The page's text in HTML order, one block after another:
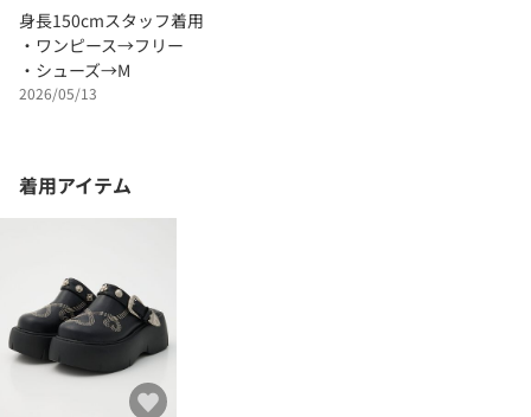
身長150cmスタッフ着用
・ワンピース→フリー
・シューズ→M
2026/05/13
着用アイテム